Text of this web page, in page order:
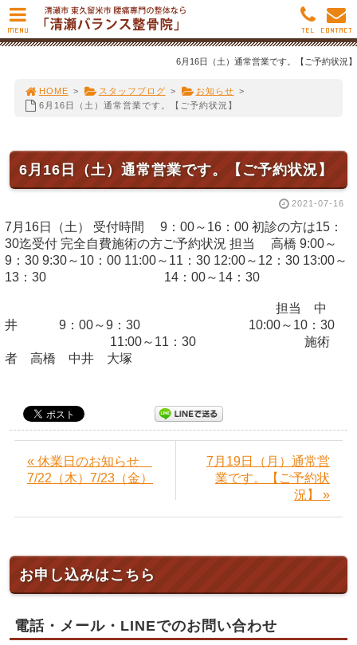
6月16日（土）通常営業です。【ご予約状況】
HOME > スタッフブログ > お知らせ >
6月16日（土）通常営業です。【ご予約状況】
6月16日（土）通常営業です。【ご予約状況】
2021-07-16
7月16日（土） 受付時間 9：00～16：00 初診の方は15：
30迄受付 完全自費施術の方ご予約状況 担当 高橋 9:00～
9：30 9:30～10：00 11:00～11：30 12:00～12：30 13:00～
13：30 14：00～14：30
担当 中
井 9：00～9：30 10:00～10：30
11:00～11：30 施術
者 高橋 中井 大塚
« 休業日のお知らせ
7/22（木）7/23（金）
7月19日（月）通常営
業です。【ご予約状
況】 »
お申し込みはこちら
電話・メール・LINEでのお問い合わせ
MENU CONTACT
TEL